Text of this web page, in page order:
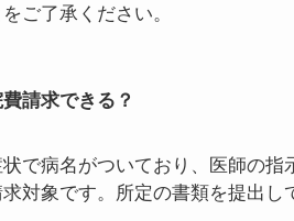
せを受けた内容に例えて紹介し